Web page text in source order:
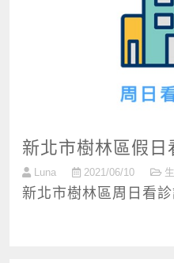
新北市樹林區假日
Luna 2021/06/10
新北市樹林區周日看